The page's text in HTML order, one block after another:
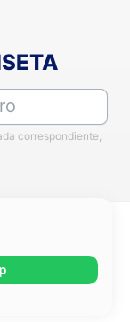
correspondiente,